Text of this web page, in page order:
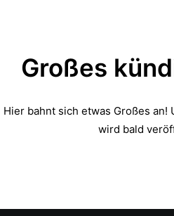
Großes
Hier bahnt sich etwas Großes
wird bald